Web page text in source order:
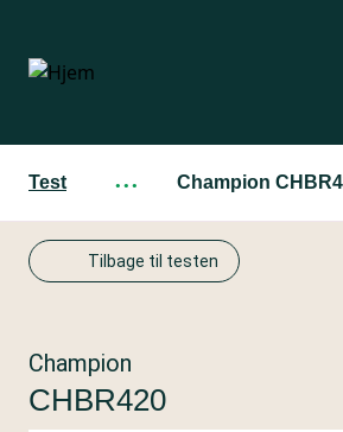
hovedindhold
Test ··· Champion
Tilbage til testen
Champion
CHBR420